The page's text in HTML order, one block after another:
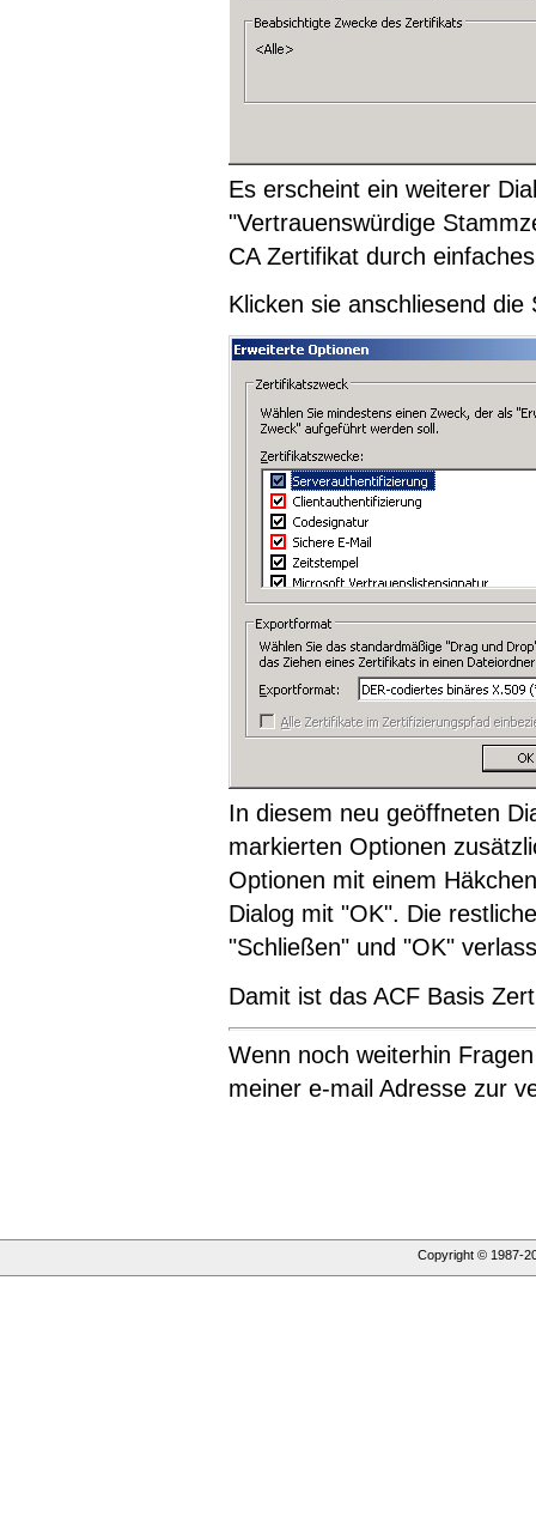
Es erscheint ein weiterer
"Vertrauenswürdige
CA Zertifikat durch
Klicken sie anschliesend
In diesem neu geöffneten
markierten Optionen
Optionen mit einem
Dialog mit "OK". Die
"Schließen" und "OK"
Damit ist das ACF Basis
Wenn noch weiterhin
meiner e-mail Adresse zur
Copyright © 1987-